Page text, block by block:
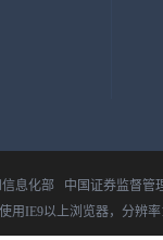
息化部
中国证券监督管
用IE9以上浏览器，分辨